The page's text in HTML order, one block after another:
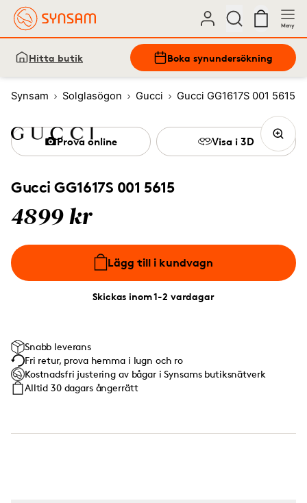
Meny
Hitta butik Boka synundersökning
Synsam Solglasögon Gucci Gucci GG1617S 001 5615
Gucci GG1617S 001 5615
4899 kr
Lägg till i kundvagn
Skickas inom 1-2 vardagar
Prova online Visa i 3D
Snabb leverans
Fri retur, prova hemma i lugn och ro
Kostnadsfri justering av bågar i Synsams butiksnätverk
Alltid 30 dagars ångerrätt